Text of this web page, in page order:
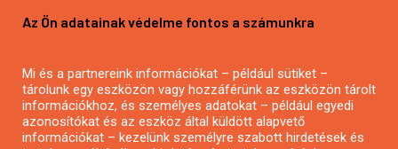
Mezőgazdasági pályázatírás
Pályázatírás civil szervezeteknek
Pályázatírás önkormányzatoknak
Pályázatfigyelés
Az Ön adatainak védelme fontos a számunkra
Mi és a partnereink információkat – például sütiket –
tárolunk egy eszközön vagy hozzáférünk az eszközön tárolt
információkhoz, és személyes adatokat – például egyedi
azonosítókat és az eszköz által küldött alapvető
információkat – kezelünk személyre szabott hirdetések és